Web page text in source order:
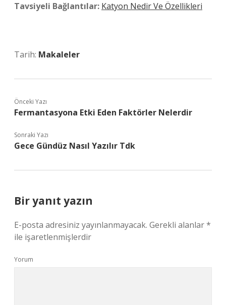
Tavsiyeli Bağlantılar: Katyon Nedir Ve Özellikleri
Tarih: Makaleler
Önceki Yazı
Fermantasyona Etki Eden Faktörler Nelerdir
Sonraki Yazı
Gece Gündüz Nasıl Yazılır Tdk
Bir yanıt yazın
E-posta adresiniz yayınlanmayacak. Gerekli alanlar*
ile işaretlenmişlerdir
Yorum